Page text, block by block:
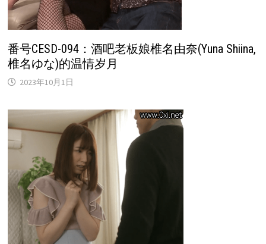
番号CESD-094：酒吧老板娘椎名由奈(Yuna Shiina,
椎名ゆな)的温情岁月
2023年10月1日